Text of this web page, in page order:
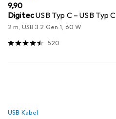
EUR
9,90
DigitecUSB Typ C – USB Typ C
2 m, USB 3.2 Gen 1, 60 W
520
USB Kabel